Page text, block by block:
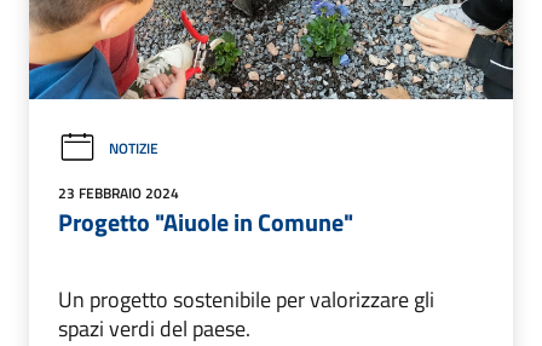
NOTIZIE
23 FEBBRAIO 2024
Progetto "Aiuole in Comune"
Un progetto sostenibile per valorizzare gli
spazi verdi del paese.